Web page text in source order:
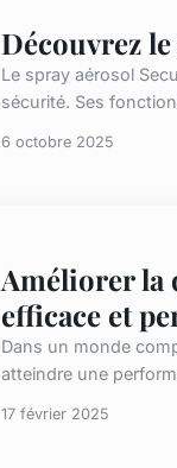
Découvrez
Le spray aérosol
sécurité. Ses
6 octobre 2025
Améliorer la
efficace et
Dans un monde
atteindre une
17 février 2025